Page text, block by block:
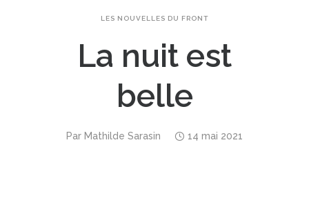
LES NOUVELLES DU FRONT
La nuit est
belle
Par Mathilde Sarasin 14 mai 2021